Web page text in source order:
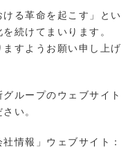
る革命を起こす」とい
続けてまいります。
すようお願い申し上げ
ループのウェブサイト
い。
情報」ウェブサイト：